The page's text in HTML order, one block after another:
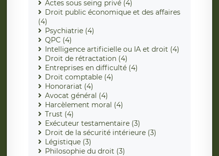
Actes sous seing privé (4)
Droit public économique et des affaires
(4)
Psychiatrie (4)
QPC (4)
Intelligence artificielle ou IA et droit (4)
Droit de rétractation (4)
Entreprises en difficulté (4)
Droit comptable (4)
Honorariat (4)
Avocat général (4)
Harcèlement moral (4)
Trust (4)
Exécuteur testamentaire (3)
Droit de la sécurité intérieure (3)
Légistique (3)
Philosophie du droit (3)